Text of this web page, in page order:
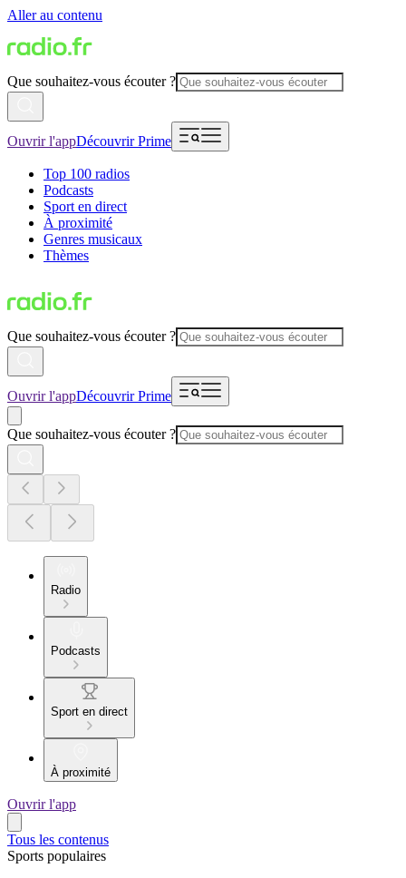
Aller au contenu
Que souhaitez-vous écouter ?
Ouvrir l'appDécouvrir Prime
Top 100 radios
Podcasts
Sport en direct
À proximité
Genres musicaux
Thèmes
Que souhaitez-vous écouter ?
Ouvrir l'appDécouvrir Prime
Que souhaitez-vous écouter ?
Radio
Podcasts
Sport en direct
À proximité
Ouvrir l'app
Tous les contenus
Sports populaires